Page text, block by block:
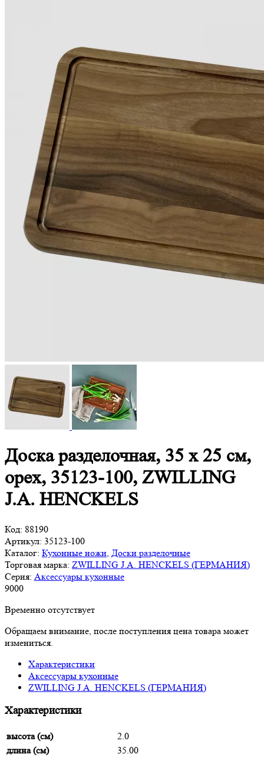
Доска разделочная, 35 х 25 см,
орех, 35123-100, ZWILLING
J.A. HENCKELS
Код: 88190
Артикул: 35123-100
Каталог: Кухонные ножи Доски разделочные
Торговая марка: ZWILLING J.A. HENCKELS (ГЕРМАНИЯ)
Серия: Аксессуары кухонные
9000
Временно отсутствует
Обращаем внимание, после поступления цена товара может
измениться.
Характеристики
Аксессуары кухонные
ZWILLING J.A. HENCKELS (ГЕРМАНИЯ)
Характеристики
высота (см)
2.0
длина (см)
35.00